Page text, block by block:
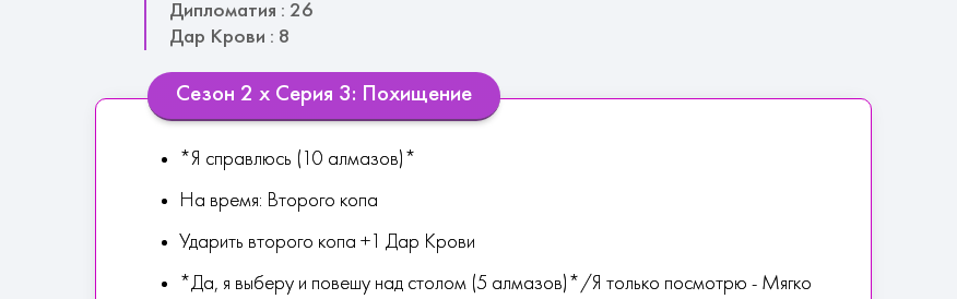
Дипломатия : 26
Дар Крови : 8
Сезон 2 х Серия 3: Похищение
*Я справлюсь (10 алмазов)*
На время: Второго копа
Ударить второго копа +1 Дар Крови
*Да, я выберу и повешу над столом (5 алмазов)*/Я только посмотрю - Мягко